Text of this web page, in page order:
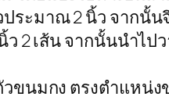
ะมาณ 2 นิ้ว จากนั้
ว 2 เส้น จากนั้นนำ
นมกง ตรงตำแหน่ง